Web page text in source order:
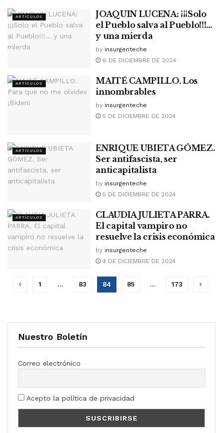
ARTÍCULOS
JOAQUIN LUCENA: ¡¡¡Solo
el Pueblo salva al Pueblo!!!…
y una mierda
by insurgenteche
6 DE DICIEMBRE DE 2024
ARTÍCULOS
MAITÉ CAMPILLO. Los
innombrables
by insurgenteche
5 DE DICIEMBRE DE 2024
ARTÍCULOS
ENRIQUE UBIETA GÓMEZ.
Ser antifascista, ser
anticapitalista
by insurgenteche
5 DE DICIEMBRE DE 2024
ARTÍCULOS
CLAUDIA JULIETA PARRA.
El capital vampiro no
resuelve la crisis económica
by insurgenteche
4 DE DICIEMBRE DE 2024
1 … 83 84 85 … 173
Nuestro Boletín
Correo electrónico
Acepto la política de privacidad